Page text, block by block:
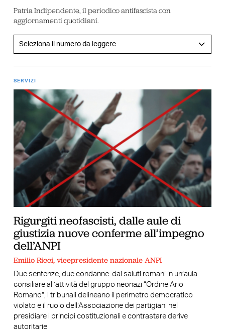
Patria Indipendente, il periodico antifascista con
aggiornamenti quotidiani.
SERVIZI
Rigurgiti neofascisti, dalle aule di
giustizia nuove conferme all’impegno
dell’ANPI
Emilio Ricci, vicepresidente nazionale ANPI
Due sentenze, due condanne: dai saluti romani in un’aula
consiliare all’attività del gruppo neonazi “Ordine Ario
Romano”, i tribunali delineano il perimetro democratico
violato e il ruolo dell’Associazione dei partigiani nel
presidiare i principi costituzionali e contrastare derive
autoritarie